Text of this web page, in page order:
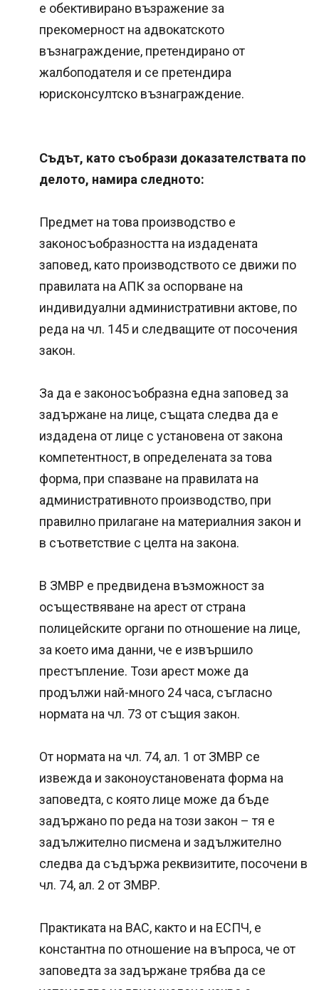
е обективирано възражение за
прекомерност на адвокатското
възнаграждение, претендирано от
жалбоподателя и се претендира
юрисконсултско възнаграждение.
Съдът, като съобрази доказателствата по
делото, намира следното:
Предмет на това производство е
законосъобразността на издадената
заповед, като производството се движи по
правилата на АПК за оспорване на
индивидуални административни актове, по
реда на чл. 145 и следващите от посочения
закон.
За да е законосъобразна една заповед за
задържане на лице, същата следва да е
издадена от лице с установена от закона
компетентност, в определената за това
форма, при спазване на правилата на
административното производство, при
правилно прилагане на материалния закон и
в съответствие с целта на закона.
В ЗМВР е предвидена възможност за
осъществяване на арест от страна
полицейските органи по отношение на лице,
за което има данни, че е извършило
престъпление. Този арест може да
продължи най-много 24 часа, съгласно
нормата на чл. 73 от същия закон.
От нормата на чл. 74, ал. 1 от ЗМВР се
извежда и законоустановената форма на
заповедта, с която лице може да бъде
задържано по реда на този закон – тя е
задължително писмена и задължително
следва да съдържа реквизитите, посочени в
чл. 74, ал. 2 от ЗМВР.
Практиката на ВАС, както и на ЕСПЧ, е
константна по отношение на въпроса, че от
заповедта за задържане трябва да се